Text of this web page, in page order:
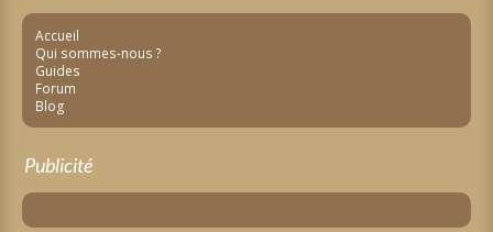
Accueil
Qui sommes-nous ?
Guides
Forum
Blog
Publicité